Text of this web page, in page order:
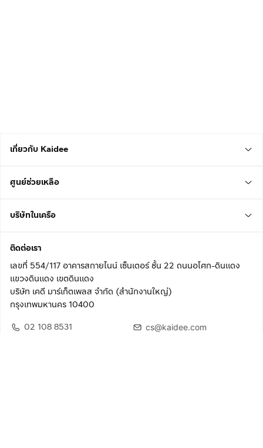
เกี่ยวกับ Kaidee
ศูนย์ช่วยเหลือ
บริษัทในเครือ
ติดต่อเรา
เลขที่ 554/117 อาคารสกายไนน์ เซ็นเตอร์ ชั้น 22 ถนนอโศก-ดินแดง
แขวงดินแดง เขตดินแดง
บริษัท เคดี มาร์เก็ตเพลส จำกัด (สำนักงานใหญ่)
กรุงเทพมหานคร 10400
02 108 8531
cs@kaidee.com